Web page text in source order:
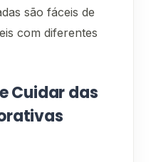
são fáceis de
com diferentes
Cuidar das